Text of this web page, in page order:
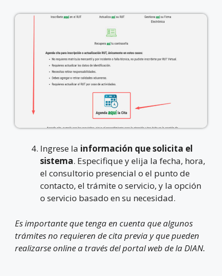
Ingrese la información que solicita el
sistema. Especifique y elija la fecha, hora,
el consultorio presencial o el punto de
contacto, el trámite o servicio, y la opción
o servicio basado en su necesidad.
Es importante que tenga en cuenta que algunos
trámites no requieren de cita previa y que pueden
realizarse online a través del portal web de la DIAN.